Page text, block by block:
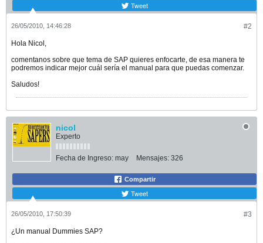
Tweet
#2
26/05/2010, 14:46:28
Hola Nicol,
comentanos sobre que tema de SAP quieres enfocarte, de esa manera te
podremos indicar mejor cuál sería el manual para que puedas comenzar.
Saludos!
nicol
Experto
Fecha de Ingreso: may Mensajes: 326
Compartir
Tweet
#3
26/05/2010, 17:50:39
¿Un manual Dummies SAP?